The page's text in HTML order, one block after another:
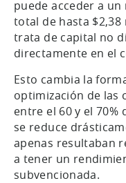
puede acceder a
total de hasta $2,38
trata de capital no
directamente en el
Esto cambia la
optimización de las
entre el 60 y el 70%
se reduce
apenas resultaban
a tener un
subvencionada.